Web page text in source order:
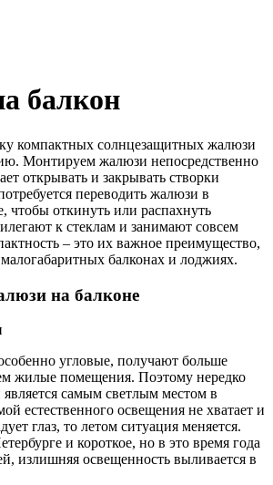
балкон
компактных солнцезащитных жалюзи
Монтируем жалюзи непосредственно
открывать и закрывать створки
переводить жалюзи в
чтобы откинуть или распахнуть
к стеклам и занимают совсем
– это их важное преимущество,
балконах и лоджиях.
на балконе
угловые, получают больше
жилые помещения. Поэтому нередко
самым светлым местом в
естественного освещения не хватает и
глаз, то летом ситуация меняется.
и короткое, но в это время года
излишняя освещенность выливается в